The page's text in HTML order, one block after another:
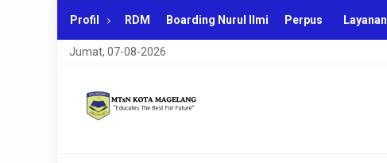
Profil RDM Boarding Nurul Ilmi Perpus Layanan
Jumat, 07-08-2026